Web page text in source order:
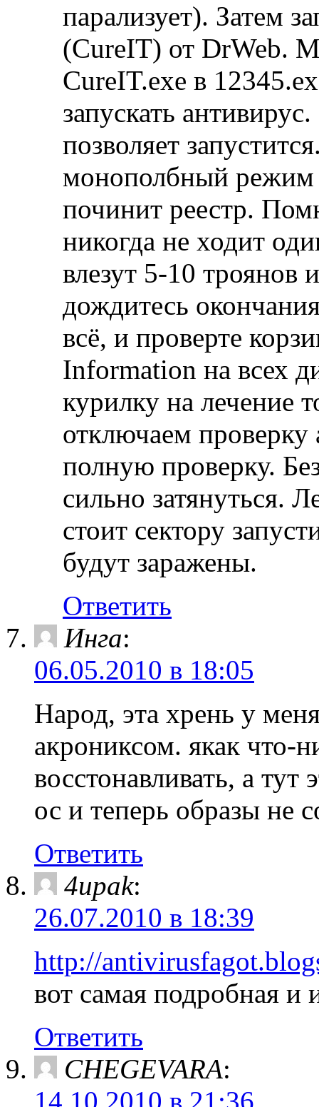
парализует). Затем
(CureIT) от DrWeb.
CureIT.exe в
запускать
позволяет
монополбный режим
починит реестр.
никогда не ходит
влезут 5-10 троянов
дождитесь
всё, и проверте
Information на всех
курилку на лечение
отключаем
полную проверку.
сильно затянуться.
стоит сектору
будут заражены.
Ответить
Инга:
06.05.2010 в 18:05
Народ, эта хрень у
акрониксом. якак что-
восстонавливать, а
ос и теперь образы не
Ответить
4upak:
26.07.2010 в 18:39
http://
вот самая подробная и
Ответить
CHEGEVARA: